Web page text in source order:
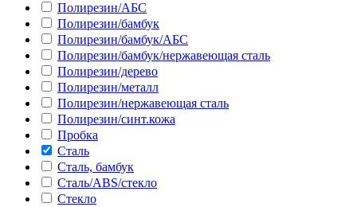
Полирезин/АБС
Полирезин/бамбук
Полирезин/бамбук/АБС
Полирезин/бамбук/нержавеющая сталь
Полирезин/дерево
Полирезин/металл
Полирезин/нержавеющая сталь
Полирезин/синт.кожа
Пробка
Сталь
Сталь, бамбук
Сталь/ABS/стекло
Стекло